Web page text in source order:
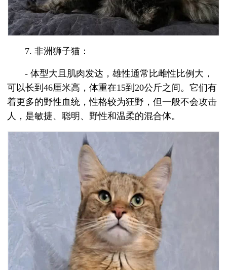
7. 非洲狮子猫：
- 体型大且肌肉发达，雄性通常比雌性比例大，
可以长到46厘米高，体重在15到20公斤之间。它们有
着更多的野性血统，性格较为狂野，但一般不会攻击
人，是敏捷、聪明、野性和温柔的混合体。